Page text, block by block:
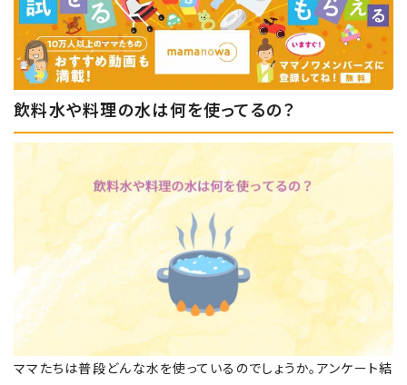
飲料水や料理の水は何を使ってるの？
ママたちは普段どんな水を使っているのでしょうか。アンケート結